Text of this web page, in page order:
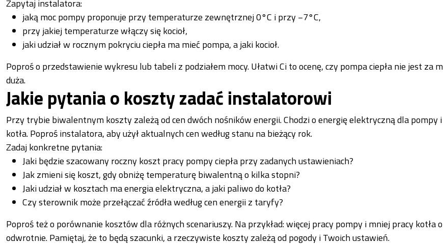
Zapytaj instalatora:
jaką moc pompy proponuje przy temperaturze zewnętrznej 0°C i przy −7°C,
przy jakiej temperaturze włączy się kocioł,
jaki udział w rocznym pokryciu ciepła ma mieć pompa, a jaki kocioł.
Poproś o przedstawienie wykresu lub tabeli z podziałem mocy. Ułatwi Ci to ocenę, czy pompa ciepła nie jest za
duża.
Jakie pytania o koszty zadać instalatorowi
Przy trybie biwalentnym koszty zależą od cen dwóch nośników energii. Chodzi o energię elektryczną dla pompy
kotła. Poproś instalatora, aby użył aktualnych cen według stanu na bieżący rok.
Zadaj konkretne pytania:
Jaki będzie szacowany roczny koszt pracy pompy ciepła przy zadanych ustawieniach?
Jak zmieni się koszt, gdy obniżę temperaturę biwalentną o kilka stopni?
Jaki udział w kosztach ma energia elektryczna, a jaki paliwo do kotła?
Czy sterownik może przełączać źródła według cen energii z taryfy?
Poproś też o porównanie kosztów dla różnych scenariuszy. Na przykład: więcej pracy pompy i mniej pracy kotła
odwrotnie. Pamiętaj, że to będą szacunki, a rzeczywiste koszty zależą od pogody i Twoich ustawień.